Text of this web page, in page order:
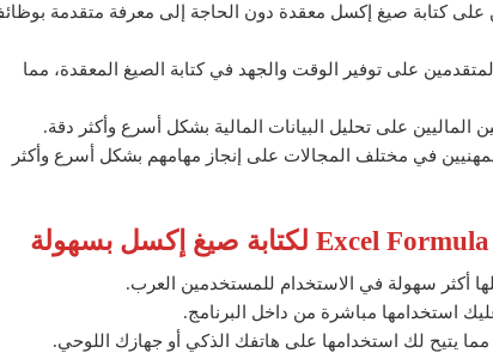
على كتابة صيغ إكسل معقدة دون الحاجة إلى معرفة متقدمة
على توفير الوقت والجهد في كتابة الصيغ المعقدة، مما
الماليين على تحليل البيانات المالية بشكل أسرع وأكثر دقة.
في مختلف المجالات على إنجاز مهامهم بشكل أسرع وأكثر
أكثر سهولة في الاستخدام للمستخدمين العرب.
استخدامها مباشرة من داخل البرنامج.
مما يتيح لك استخدامها على هاتفك الذكي أو جهازك اللوحي.